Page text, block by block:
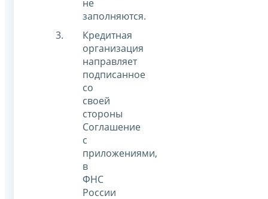
не
заполняются.
Кредитная
организация
направляет
подписанное
со
своей
стороны
Соглашение
с
приложениями,
в
ФНС
России